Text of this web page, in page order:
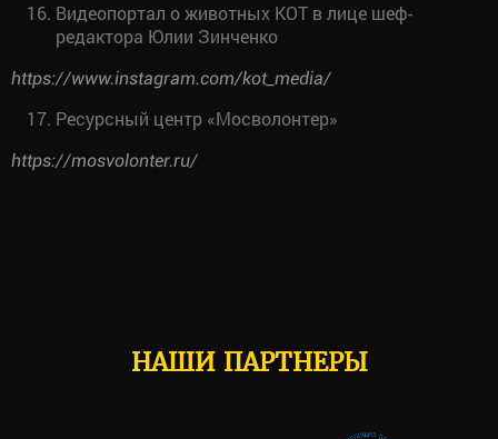
Видеопортал о животных КОТ в лице шеф-
редактора Юлии Зинченко
https://www.instagram.com/kot_media/
Ресурсный центр «Мосволонтер»
https://mosvolonter.ru/
НАШИ ПАРТНЕРЫ